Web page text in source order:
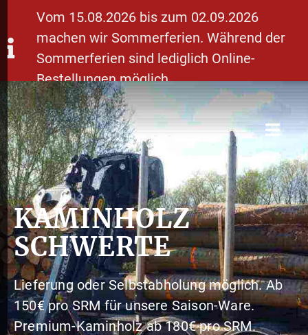
Vom 15.08.2026 bis zum 02.09.2026
machen wir Sommerferien. Während der
Sommerferien sind lediglich Online-
Bestellungen möglich.
KAMINHOLZ
SCHWERTE
Lieferung oder Selbstabholung möglich. Ab
150€ pro SRM für unsere Saison-Ware.
Premium-Kaminholz ab 180€ pro SRM.